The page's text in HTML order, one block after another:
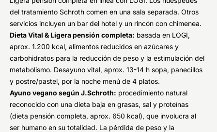
del tratamiento Schroth comen en una sala separada. Otros
servicios incluyen un bar del hotel y un rincón con chimenea.
Dieta Vital & Ligera pensión completa: basada en LOGI,
aprox. 1.200 kcal, alimentos reducidos en azúcares y
carbohidratos para la reducción de peso y la estimulación del
metabolismo. Desayuno vital, aprox. 13-14 h sopa, panecillos
y postre/pastel, por la noche menú de 4 platos.
Ayuno vegano según J.Schroth: procedimiento natural
reconocido con una dieta baja en grasas, sal y proteínas
(dieta pensión completa, aprox. 650 kcal), que involucra al
ser humano en su totalidad. La pérdida de peso y la